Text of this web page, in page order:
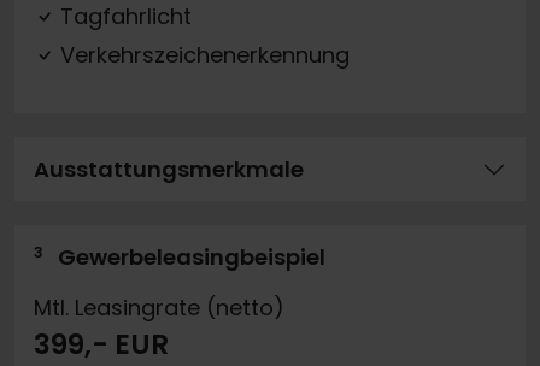
Tagfahrlicht
Verkehrszeichenerkennung
Ausstattungsmerkmale
3
Gewerbeleasingbeispiel
Mtl. Leasingrate (netto)
399,- EUR